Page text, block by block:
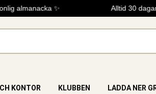
almanacka ✨ Alltid 30
KONTOR KLUBBEN LADDA NER